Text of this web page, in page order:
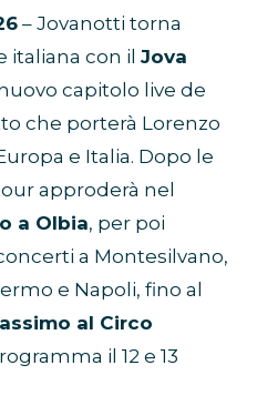
– Jovanotti torna
italiana con il Jova
capitolo live de
che porterà Lorenzo
e Italia. Dopo le
approderà nel
a Olbia, per poi
a Montesilvano,
e Napoli, fino al
al Circo
il 12 e 13